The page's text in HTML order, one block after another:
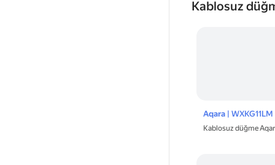
Kablosuz
Aqara| WXKG11LM
Kablosuz düğme